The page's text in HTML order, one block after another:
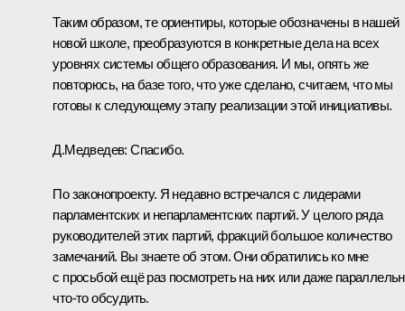
Таким образом, те ориентиры, которые обозначены в нашей
новой школе, преобразуются в конкретные дела на всех
уровнях системы общего образования. И мы, опять же
повторюсь, на базе того, что уже сделано, считаем, что мы
готовы к следующему этапу реализации этой инициативы.
Д.Медведев:Спасибо.
По законопроекту. Я недавно встречался с лидерами
парламентских и непарламентских партий. У целого ряда
руководителей этих партий, фракций большое количество
замечаний. Вы знаете об этом. Они обратились ко мне
с просьбой ещё раз посмотреть на них или даже
что‑то обсудить.